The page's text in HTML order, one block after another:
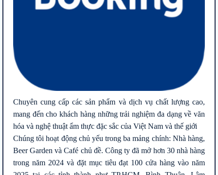
Chuyên cung cấp các sản phẩm và dịch vụ chất lượng cao,
mang đến cho khách hàng những trải nghiệm đa dạng về văn
hóa và nghệ thuật ẩm thực đặc sắc của Việt Nam và thế giới
Chúng tôi hoạt động chủ yếu trong ba mảng chính: Nhà hàng,
Beer Garden và Café chủ đề. Công ty đã mở hơn 30 nhà hàng
trong năm 2024 và đặt mục tiêu đạt 100 cửa hàng vào năm